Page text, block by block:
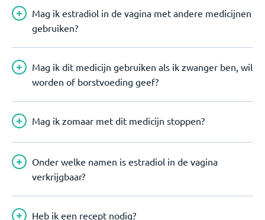
Mag ik estradiol in de vagina met andere medicijnen
gebruiken?
Mag ik dit medicijn gebruiken als ik zwanger ben, wil
worden of borstvoeding geef?
Mag ik zomaar met dit medicijn stoppen?
Onder welke namen is estradiol in de vagina
verkrijgbaar?
Heb ik een recept nodig?